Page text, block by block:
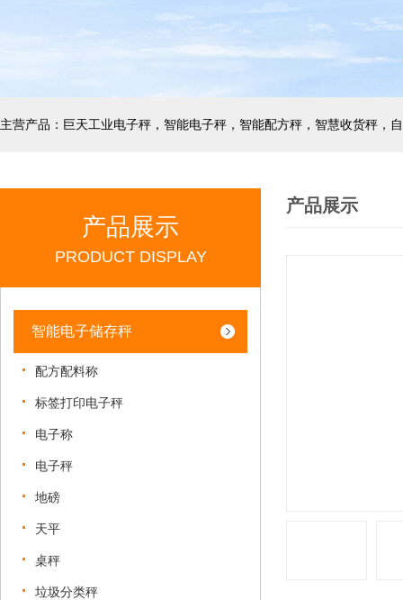
产品展示
PRODUCT DISPLAY
智能电子储存秤
配方配料称
标签打印电子秤
电子称
电子秤
地磅
天平
桌秤
垃圾分类秤
产品展示